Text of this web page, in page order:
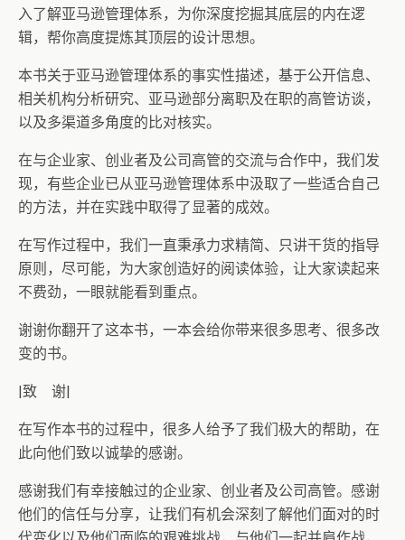
入了解亚马逊管理体系，为你深度挖掘其底层的内在逻
辑，帮你高度提炼其顶层的设计思想。
本书关于亚马逊管理体系的事实性描述，基于公开信息、
相关机构分析研究、亚马逊部分离职及在职的高管访谈，
以及多渠道多角度的比对核实。
在与企业家、创业者及公司高管的交流与合作中，我们发
现，有些企业已从亚马逊管理体系中汲取了一些适合自己
的方法，并在实践中取得了显著的成效。
在写作过程中，我们一直秉承力求精简、只讲干货的指导
原则，尽可能，为大家创造好的阅读体验，让大家读起来
不费劲，一眼就能看到重点。
谢谢你翻开了这本书，一本会给你带来很多思考、很多改
变的书。
|致 谢|
在写作本书的过程中，很多人给予了我们极大的帮助，在
此向他们致以诚挚的感谢。
感谢我们有幸接触过的企业家、创业者及公司高管。感谢
他们的信任与分享，让我们有机会深刻了解他们面对的时